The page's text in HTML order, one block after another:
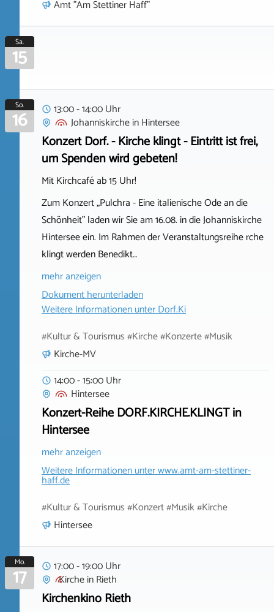
Amt "Am Stettiner Haff"
Sa.
15
So.
16
13:00 - 14:00 Uhr
JohanniskircheinHintersee
Konzert Dorf. - Kirche klingt - Eintritt ist frei,
um Spenden wird gebeten!
Mit Kirchcafé ab 15 Uhr!
Zum Konzert „Pulchra - Eine italienische Ode an die
Schönheit" laden wir Sie am 16.08. in die Johanniskirche
Hintersee ein. Im Rahmen der Veranstaltungsreihe rche
klingt werden Benedikt…
mehr anzeigen
Dokument herunterladen
Weitere Informationen unterDorf.Ki
#Kultur & Tourismus #Kirche #Konzerte #Musik
Kirche-MV
14:00 - 15:00 Uhr
Hintersee
Konzert-Reihe DORF.KIRCHE.KLINGT in
Hintersee
mehr anzeigen
Weitere Informationen unterwww.amt-am-stettiner-
haff.de
#Kultur & Tourismus #Konzert #Musik #Kirche
Hintersee
Mo.
17
17:00 - 19:00 Uhr
KircheinRieth
Kirchenkino Rieth